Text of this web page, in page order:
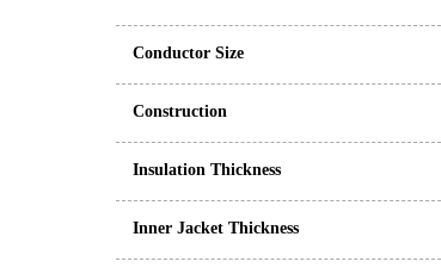
Conductor Size
Construction
Insulation Thickness
Inner Jacket Thickness